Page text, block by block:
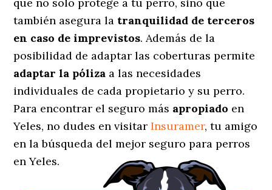
también asegura la tranquilidad de terceros
en caso de imprevistos. Además de la
posibilidad de adaptar las coberturas permite
adaptar la póliza a las necesidades
individuales de cada propietario y su perro.
Para encontrar el seguro más apropiado en
Yeles, no dudes en visitarInsuramer, tu amigo
en la búsqueda del mejor seguro para perros
en Yeles.